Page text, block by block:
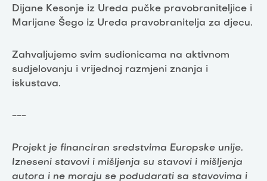
Dijane Kesonje iz Ureda pučke pravobraniteljice i
Marijane Šego iz Ureda pravobranitelja za djecu.
Zahvaljujemo svim sudionicama na aktivnom
sudjelovanju i vrijednoj razmjeni znanja i
iskustava.
---
Projekt je financiran sredstvima Europske unije.
Izneseni stavovi i mišljenja su stavovi i mišljenja
autora i ne moraju se podudarati sa stavovima i